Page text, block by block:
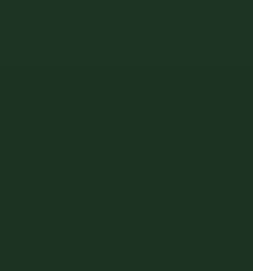
sfeer